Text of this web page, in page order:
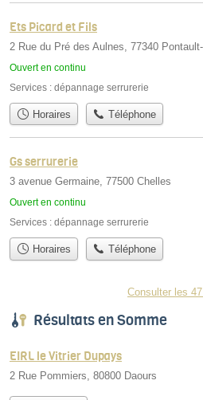
Ets Picard et Fils
2 Rue du Pré des Aulnes, 77340
Ouvert en continu
Services : dépannage serrurerie
Horaires Téléphone
Gs serrurerie
3 avenue Germaine, 77500 Chelles
Ouvert en continu
Services : dépannage serrurerie
Horaires Téléphone
Consulter les
Résultats en Somme
EIRL le Vitrier Dupays
2 Rue Pommiers, 80800 Daours